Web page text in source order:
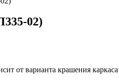
02)
от варианта крашения каркаса